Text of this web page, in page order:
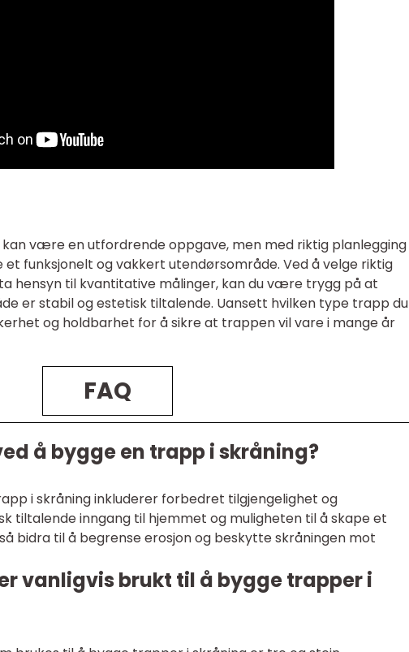
være en utfordrende oppgave, men med riktig planlegging
et funksjonelt og vakkert utendørsområde. Ved å velge riktig
hensyn til kvantitative målinger, kan du være trygg på at
er stabil og estetisk tiltalende. Uansett hvilken type trapp du
og holdbarhet for å sikre at trappen vil vare i mange år
FAQ
å bygge en trapp i skråning?
i skråning inkluderer forbedret tilgjengelighet og
tiltalende inngang til hjemmet og muligheten til å skape et
bidra til å begrense erosjon og beskytte skråningen mot
vanligvis brukt til å bygge trapper i